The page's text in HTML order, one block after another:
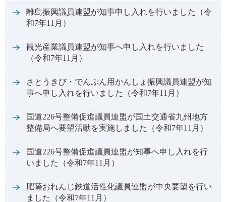
離島振興議員連盟が知事申し入れを行いました（令
和7年11月）
観光産業議員連盟が知事へ申し入れを行いました
（令和7年11月）
さとうきび・でんぷん用かんしょ振興議員連盟が知
事へ申し入れを行いました（令和7年11月）
国道226号整備促進議員連盟が国土交通省九州地方
整備局へ要望活動を実施しました（令和7年11月）
国道226号整備促進議員連盟が知事へ申し入れを行
いました（令和7年11月）
肥薩おれんじ鉄道活性化議員連盟が中央要望を行い
ました（令和7年11月）